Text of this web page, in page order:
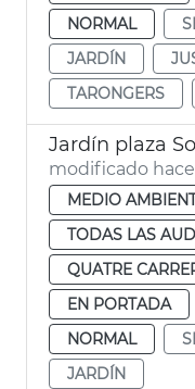
NORMAL
JARDÍN
TARONGERS
Jardín plaza
modificado
MEDIO
TODAS LAS
QUATRE
EN PORTADA
NORMAL
JARDÍN